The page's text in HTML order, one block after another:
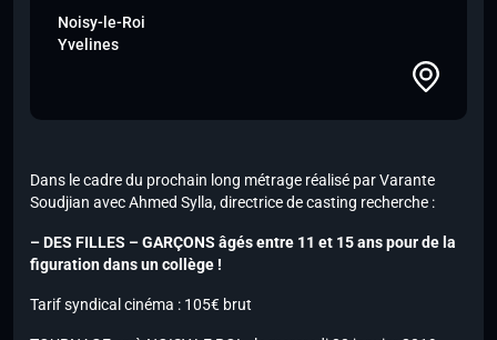
Noisy-le-Roi
Yvelines
Dans le cadre du prochain long métrage réalisé par Varante
Soudjian avec Ahmed Sylla, directrice de casting recherche :
– DES FILLES – GARÇONS âgés entre 11 et 15 ans pour de la
figuration dans un collège !
Tarif syndical cinéma : 105€ brut